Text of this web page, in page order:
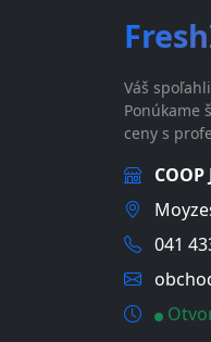
Váš
Ponúkame
ceny s
041